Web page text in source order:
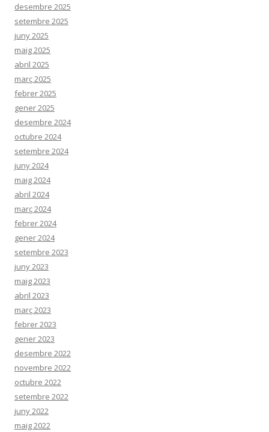
desembre 2025
setembre 2025
juny 2025
maig 2025
abril 2025
març 2025
febrer 2025
gener 2025
desembre 2024
octubre 2024
setembre 2024
juny 2024
maig 2024
abril 2024
març 2024
febrer 2024
gener 2024
setembre 2023
juny 2023
maig 2023
abril 2023
març 2023
febrer 2023
gener 2023
desembre 2022
novembre 2022
octubre 2022
setembre 2022
juny 2022
maig 2022